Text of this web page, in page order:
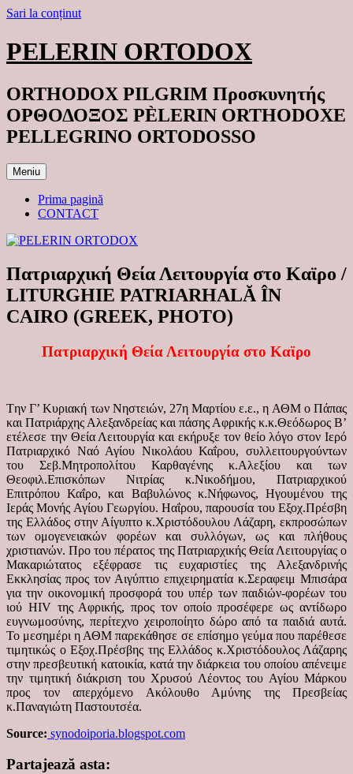
Sari la conținut
PELERIN ORTODOX
ORTHODOX PILGRIM Προσκυνητής
ΟΡΘΟΔΟΞΟΣ PÈLERIN ORTHODOXE
PELLEGRINO ORTODOSSO
Meniu
Prima pagină
CONTACT
Πατριαρχική Θεία Λειτουργία στο Καϊρο /
LITURGHIE PATRIARHALĂ ÎN
CAIRO (GREEK, PHOTO)
Πατριαρχική Θεία Λειτουργία στο Καϊρο
Tην Γ’ Κυριακή των Νηστειών, 27η Μαρτίου ε.ε., η ΑΘΜ ο Πάπας
και Πατριάρχης Αλεξανδρείας και πάσης Αφρικής κ.κ.Θεόδωρος Β’
ετέλεσε την Θεία Λειτουργία και εκήρυξε τον θείο λόγο στον Ιερό
Πατριαρχικό Ναό Αγίου Νικολάου Καΐρου, συλλειτουργούντων
του Σεβ.Μητροπολίτου Καρθαγένης κ.Αλεξίου και των
Θεοφιλ.Επισκόπων Νιτρίας κ.Νικοδήμου, Πατριαρχικού
Επιτρόπου Καΐρο, και Βαβυλώνος κ.Νήφωνος, Ηγουμένου της
Ιεράς Μονής Αγίου Γεωργίου. Hαΐρου, παρουσία του Εξοχ.Πρέσβη
της Ελλάδος στην Αίγυπτο κ.Χριστόδουλου Λάζαρη, εκπροσώπων
των ομογενειακών φορέων και συλλόγων, ως και πλήθους
χριστιανών.Προ του πέρατος της Πατριαρχικής Θεία Λειτουργίας ο
Μακαριώτατος εξέφρασε τις ευχαριστίες της Αλεξανδρινής
Εκκλησίας προς τον Αιγύπτιο επιχειρηματία κ.Σεραφειμ Μπισάρα
για την οικονομική προσφορά του υπέρ των παιδιών-φορέων του
ιού HIV της Αφρικής, προς τον οποίο προσέφερε ως αντίδωρο
ευγνωμοσύνης, περίτεχνο χειροποίητο δώρο από τα παιδιά αυτά.
Το μεσημέρι η ΑΘΜ παρεκάθησε σε επίσημο γεύμα που παρέθεσε
τιμητικώς ο Εξοχ.Πρέσβης της Ελλάδος κ.Χριστόδουλος Λάζαρης
στην πρεσβευτική κατοικία, κατά την διάρκεια του οποίου απένειμε
την τιμητική διάκριση του Χρυσού Λέοντος του Αγίου Μάρκου
προς τον απερχόμενο Ακόλουθο Αμύνης της Πρεσβείας
κ.Παναγιώτη Παστουτσέα.
Source: synodoiporia.blogspot.com
Partajează asta: